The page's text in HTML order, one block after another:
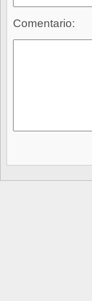
Comentario: